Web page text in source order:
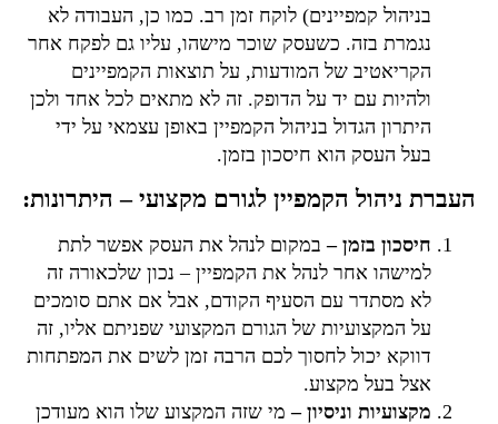
בניהול קמפיינים) לוקח זמן רב. כמו כן, העבודה לא
נגמרת בזה. כשעסק שוכר מישהו, עליו גם לפקח אחר
הקריאטיב של המודעות, על תוצאות הקמפיינים
ולהיות עם יד על הדופק. זה לא מתאים לכל אחד ולכן
היתרון הגדול בניהול הקמפיין באופן עצמאי על ידי
בעל העסק הוא חיסכון בזמן.
העברת ניהול הקמפיין לגורם מקצועי – היתרונות:
חיסכון בזמן –במקום לנהל את העסק אפשר לתת
למישהו אחר לנהל את הקמפיין – נכון שלכאורה זה
לא מסתדר עם הסעיף הקודם, אבל אם אתם סומכים
על המקצועיות של הגורם המקצועי שפניתם אליו, זה
דווקא יכול לחסוך לכם הרבה זמן לשים את המפתחות
אצל בעל מקצוע.
מקצועיות וניסיון –מי שזה המקצוע שלו הוא מעודכן